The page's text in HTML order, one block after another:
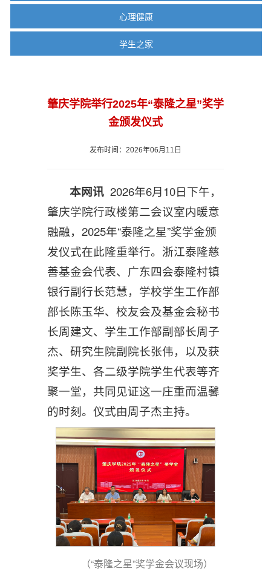
心理健康
学生之家
肇庆学院举行2025年“泰隆之星”奖学
金颁发仪式
发布时间：2026年06月11日
本网讯 2026年6月10日下午，
肇庆学院行政楼第二会议室内暖意
融融，2025年“泰隆之星”奖学金颁
发仪式在此隆重举行。浙江泰隆慈
善基金会代表、广东四会泰隆村镇
银行副行长范慧，学校学生工作部
部长陈玉华、校友会及基金会秘书
长周建文、学生工作部副部长周子
杰、研究生院副院长张伟，以及获
奖学生、各二级学院学生代表等齐
聚一堂，共同见证这一庄重而温馨
的时刻。仪式由周子杰主持。
（“泰隆之星”奖学金会议现场）